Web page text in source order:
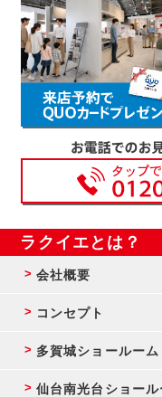
ラクイエとは？
会社概要
コンセプト
多賀城ショールーム
仙台南光台ショール